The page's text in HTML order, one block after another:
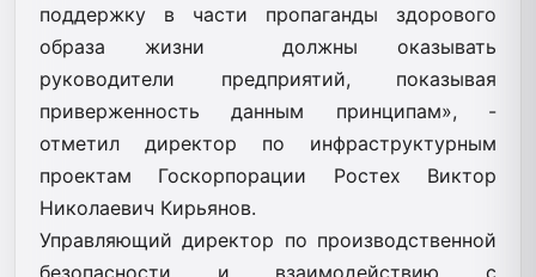
поддержку в части пропаганды здорового
образа жизни должны оказывать
руководители предприятий, показывая
приверженность данным принципам», -
отметил директор по инфраструктурным
проектам Госкорпорации Ростех Виктор
Николаевич Кирьянов.
Управляющий директор по производственной
безопасности и взаимодействию с